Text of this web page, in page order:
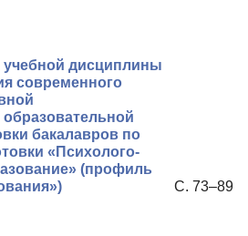
учебной дисциплины
современного
бакалавров по
«Психолого-
(профиль
С. 73–89